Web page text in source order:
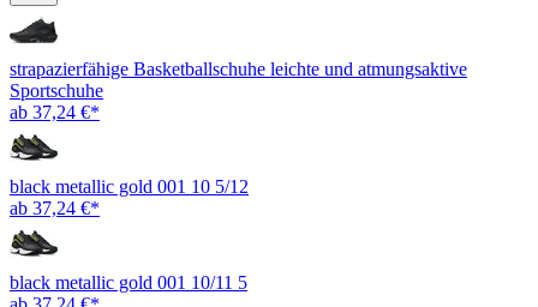
strapazierfähige Basketballschuhe leichte und atmungsaktive
Sportschuhe
ab 37,24 €*
black metallic gold 001 10 5/12
ab 37,24 €*
black metallic gold 001 10/11 5